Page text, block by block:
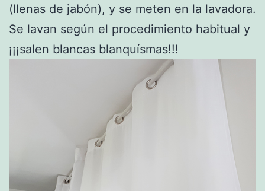
(llenas de jabón), y se meten en la lavadora.
Se lavan según el procedimiento habitual y
¡¡¡salen blancas blanquísmas!!!